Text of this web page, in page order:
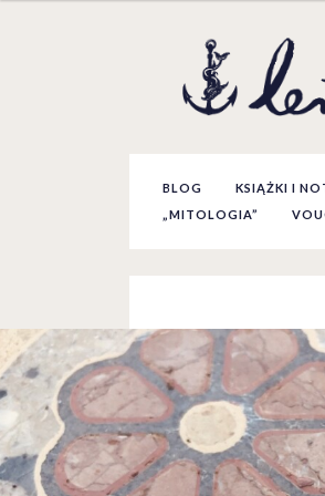
BLOG KSIĄŻKI I
„MITOLOGIA”